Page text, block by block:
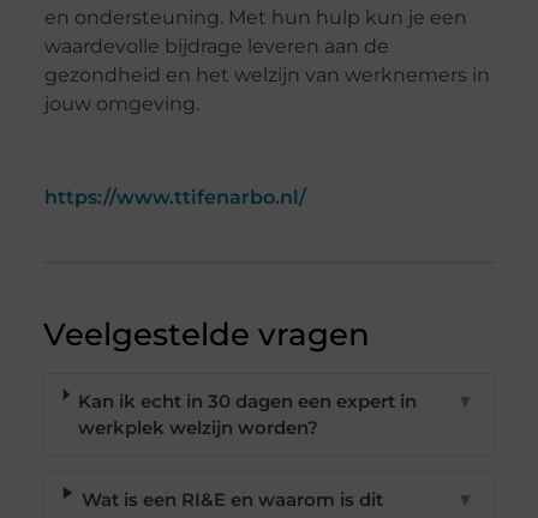
en ondersteuning. Met hun hulp kun je een
waardevolle bijdrage leveren aan de
gezondheid en het welzijn van werknemers in
jouw omgeving.
https://www.ttifenarbo.nl/
Veelgestelde vragen
Kan ik echt in 30 dagen een expert in
werkplek welzijn worden?
▼
Wat is een RI&E en waarom is dit
▼